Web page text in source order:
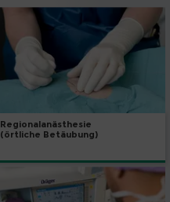
Regionalanästhesie
(örtliche Betäubung)